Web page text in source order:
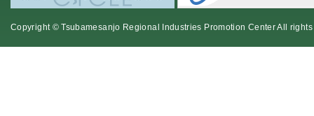
Copyright © Tsubamesanjo Regional Industries Promotion Center All